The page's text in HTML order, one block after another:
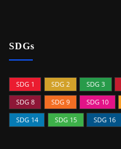
SDGs
SDG 1 SDG 2 SDG 3
SDG 8
SDG 9 SDG 10
SDG 14
SDG 15 SDG 16